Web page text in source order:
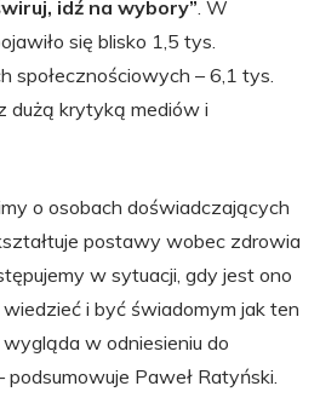
idź na wybory” . W
się blisko 1,5 tys.
społecznościowych – 6,1 tys.
dużą krytyką mediów i
o osobach doświadczających
postawy wobec zdrowia
w sytuacji, gdy jest ono
i być świadomym jak ten
w odniesieniu do
Paweł Ratyński.